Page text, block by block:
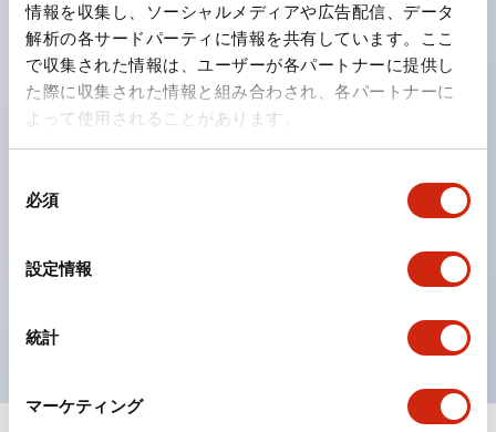
情報を収集し、ソーシャルメディアや広告配信、データ
解析の各サードパーティに情報を共有しています。ここ
で収集された情報は、ユーザーが各パートナーに提供し
た際に収集された情報と組み合わされ、各パートナーに
よって使用されることがあります。
必須
設定情報
統計
マーケティング
チも完備。
ワールドワイドなニーズに対応する各種電圧を完備。
1つで6色の役をこなすLED球（LSRD球）。これまで色
ごとに分かれていたLED球を、1色のLED球で各色を表
現できるようにしました。
カラーユニバーサルデザインに対応。表示灯（角平形）
の点灯/消灯の認識および、点灯時のランプ色の識別が
対応。
ISO 3864-4安全色に対応。危険時や緊急事態時の色表
現がより明確・鮮明で、より多くの方が識別可能に。